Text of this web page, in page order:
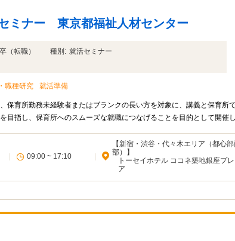
ミナー 東京都福祉人材センター
（転職） 種別: 就活セミナー
職種研究 就活準備
保育所勤務未経験者またはブランクの長い方を対象に、講義と保育所
目指し、保育所へのスムーズな就職につなげることを目的として開催し
| 09:00 ~ 17:10 |
【新宿・渋谷・代々木エリア（都心
部）】
トーセイホテル ココネ築地銀座プレ
ア